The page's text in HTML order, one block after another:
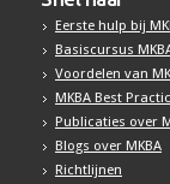
Eerste hulp bij
Basiscursus
Voordelen van
MKBA Best
Publicaties over
Blogs over MKBA
Richtlijnen